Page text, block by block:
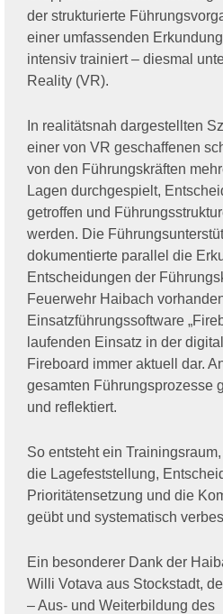
der strukturierte
einer umfassenden
intensiv trainiert – diesmal
Reality (VR).
In realitätsnah dargestellten
einer von VR geschaffenen
von den Führungskräften
Lagen durchgespielt,
getroffen und
werden. Die
dokumentierte parallel die
Entscheidungen der
Feuerwehr Haibach
Einsatzführungssoftware
laufenden Einsatz in der
Fireboard immer aktuell dar.
gesamten Führungsprozesse
und reflektiert.
So entsteht ein
die Lagefeststellung,
Prioritätensetzung und die
geübt und systematisch
Ein besonderer Dank der
Willi Votava aus Stockstadt,
– Aus- und Weiterbildung des